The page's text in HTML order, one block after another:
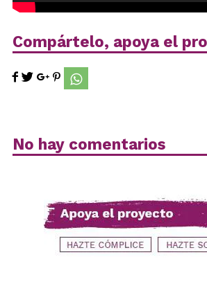
Compártelo, apoya el
No hay comentarios